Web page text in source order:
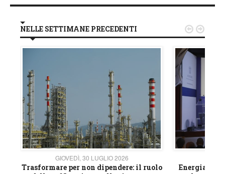
NELLE SETTIMANE PRECEDENTI
GIOVEDÌ, 30 LUGLIO 2026
Trasformare per non dipendere: il ruolo
Energia e
 